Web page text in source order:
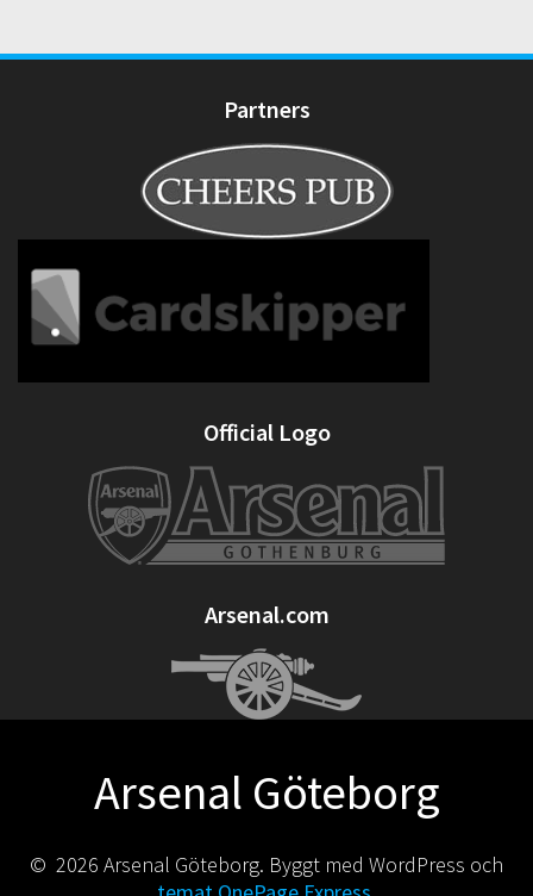
Partners
Official Logo
Arsenal.com
Arsenal Göteborg
© 2026 Arsenal Göteborg. Byggt med WordPress och